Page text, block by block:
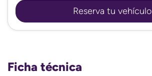
Reserva tu vehículo
Ficha técnica